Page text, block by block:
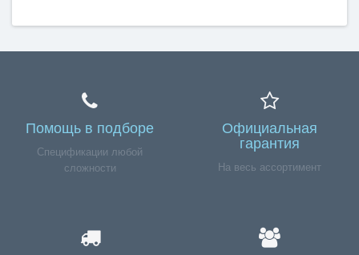
Помощь в подборе
Спецификации любой
сложности
Официальная
гарантия
На весь ассортимент